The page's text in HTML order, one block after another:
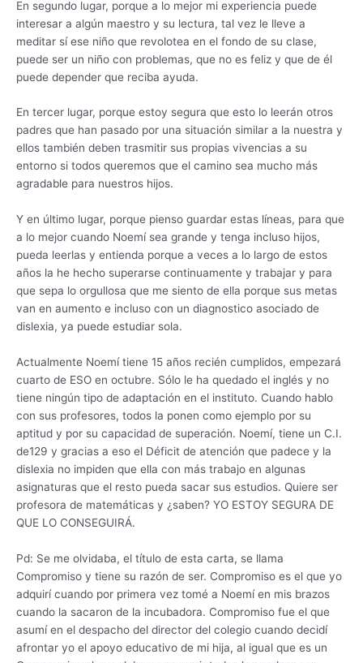
En segundo lugar, porque a lo mejor mi experiencia puede
interesar a algún maestro y su lectura, tal vez le lleve a
meditar sí ese niño que revolotea en el fondo de su clase,
puede ser un niño con problemas, que no es feliz y que de él
puede depender que reciba ayuda.
En tercer lugar, porque estoy segura que esto lo leerán otros
padres que han pasado por una situación similar a la nuestra y
ellos también deben trasmitir sus propias vivencias a su
entorno si todos queremos que el camino sea mucho más
agradable para nuestros hijos.
Y en último lugar, porque pienso guardar estas líneas, para que
a lo mejor cuando Noemí sea grande y tenga incluso hijos,
pueda leerlas y entienda porque a veces a lo largo de estos
años la he hecho superarse continuamente y trabajar y para
que sepa lo orgullosa que me siento de ella porque sus metas
van en aumento e incluso con un diagnostico asociado de
dislexia, ya puede estudiar sola.
Actualmente Noemí tiene 15 años recién cumplidos, empezará
cuarto de ESO en octubre. Sólo le ha quedado el inglés y no
tiene ningún tipo de adaptación en el instituto. Cuando hablo
con sus profesores, todos la ponen como ejemplo por su
aptitud y por su capacidad de superación. Noemí, tiene un C.I.
de129 y gracias a eso el Déficit de atención que padece y la
dislexia no impiden que ella con más trabajo en algunas
asignaturas que el resto pueda sacar sus estudios. Quiere ser
profesora de matemáticas y ¿saben? YO ESTOY SEGURA DE
QUE LO CONSEGUIRÁ.
Pd: Se me olvidaba, el título de esta carta, se llama
Compromiso y tiene su razón de ser. Compromiso es el que yo
adquirí cuando por primera vez tomé a Noemí en mis brazos
cuando la sacaron de la incubadora. Compromiso fue el que
asumí en el despacho del director del colegio cuando decidí
afrontar yo el apoyo educativo de mi hija, al igual que es un